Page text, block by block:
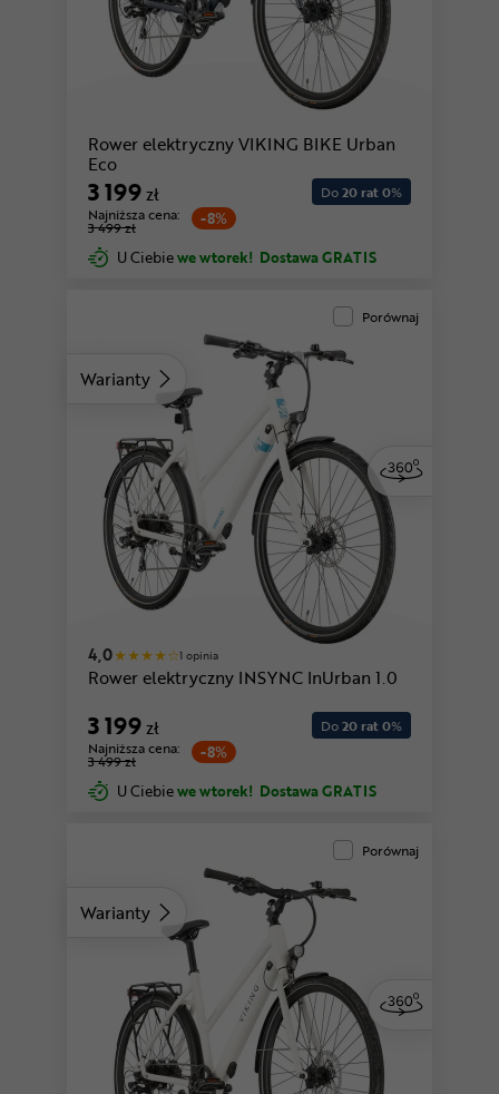
Rower elektryczny VIKING BIKE Urban
Eco
3 199zł
-8%
Najniższa cena:
3 499 zł
Do20 rat 0%
U Ciebiewe wtorek! Dostawa GRATIS
Warianty
Porównaj
4,0 1 opinia
Rower elektryczny INSYNC InUrban 1.0
3 199zł
-8%
Najniższa cena:
3 499 zł
Do20 rat 0%
U Ciebiewe wtorek! Dostawa GRATIS
Warianty
Porównaj